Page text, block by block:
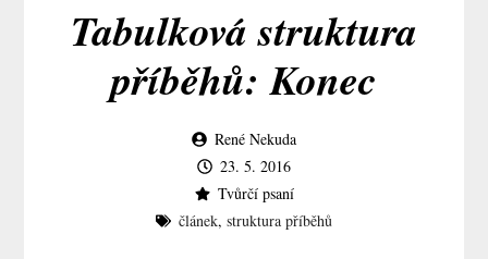
Tabulková struktura
příběhů: Konec
René Nekuda
23. 5. 2016
Tvůrčí psaní
článek, struktura příběhů